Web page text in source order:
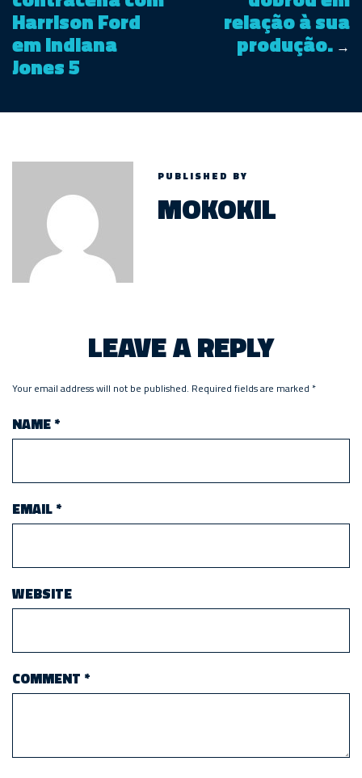
Harrison Ford
em Indiana
Jones 5
relação à sua
produção. →
PUBLISHED BY
MOKOKIL
LEAVE A REPLY
Your email address will not be published. Required fields are marked *
NAME*
EMAIL*
WEBSITE
COMMENT *